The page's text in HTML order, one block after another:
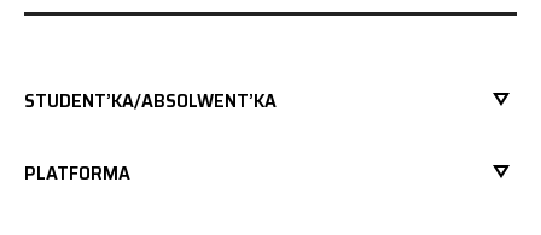
Platforma
Kontakt
STUDENT’KA/ABSOLWENT’KA
PLATFORMA